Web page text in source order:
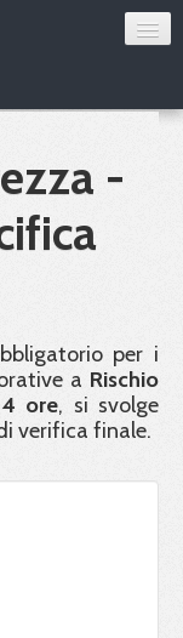
sanitaria
-
per i
a Rischio
4 ore, si svolge
verifica finale.